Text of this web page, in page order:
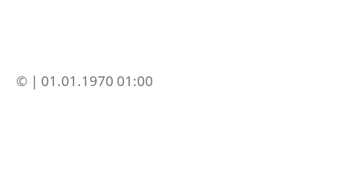
© | 01.01.1970 01:00